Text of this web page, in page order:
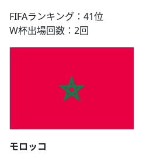
FIFAランキング：41位
W杯出場回数：2回
モロッコ